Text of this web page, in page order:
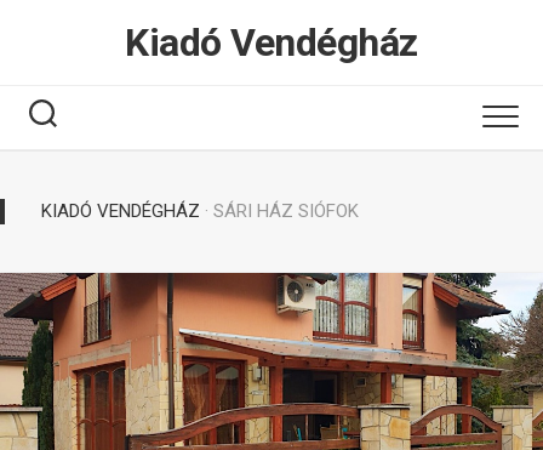
Kiadó Vendégház
KIADÓ VENDÉGHÁZ · SÁRI HÁZ SIÓFOK